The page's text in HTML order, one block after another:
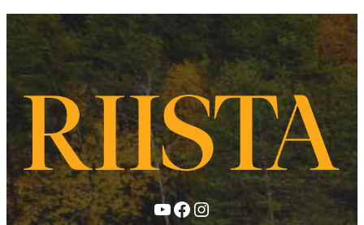
YouTube
Facebook
Instagram